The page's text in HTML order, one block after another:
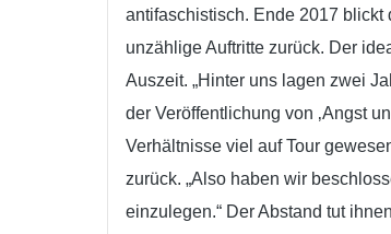
antifaschistisch. Ende 2017 blickt
unzählige Auftritte zurück. Der
Auszeit. „Hinter uns lagen zwei
der Veröffentlichung von ‚Angst
Verhältnisse viel auf Tour
zurück. „Also haben wir
einzulegen.“ Der Abstand tut